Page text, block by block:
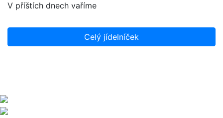
V příštích dnech vaříme
Celý jídelníček